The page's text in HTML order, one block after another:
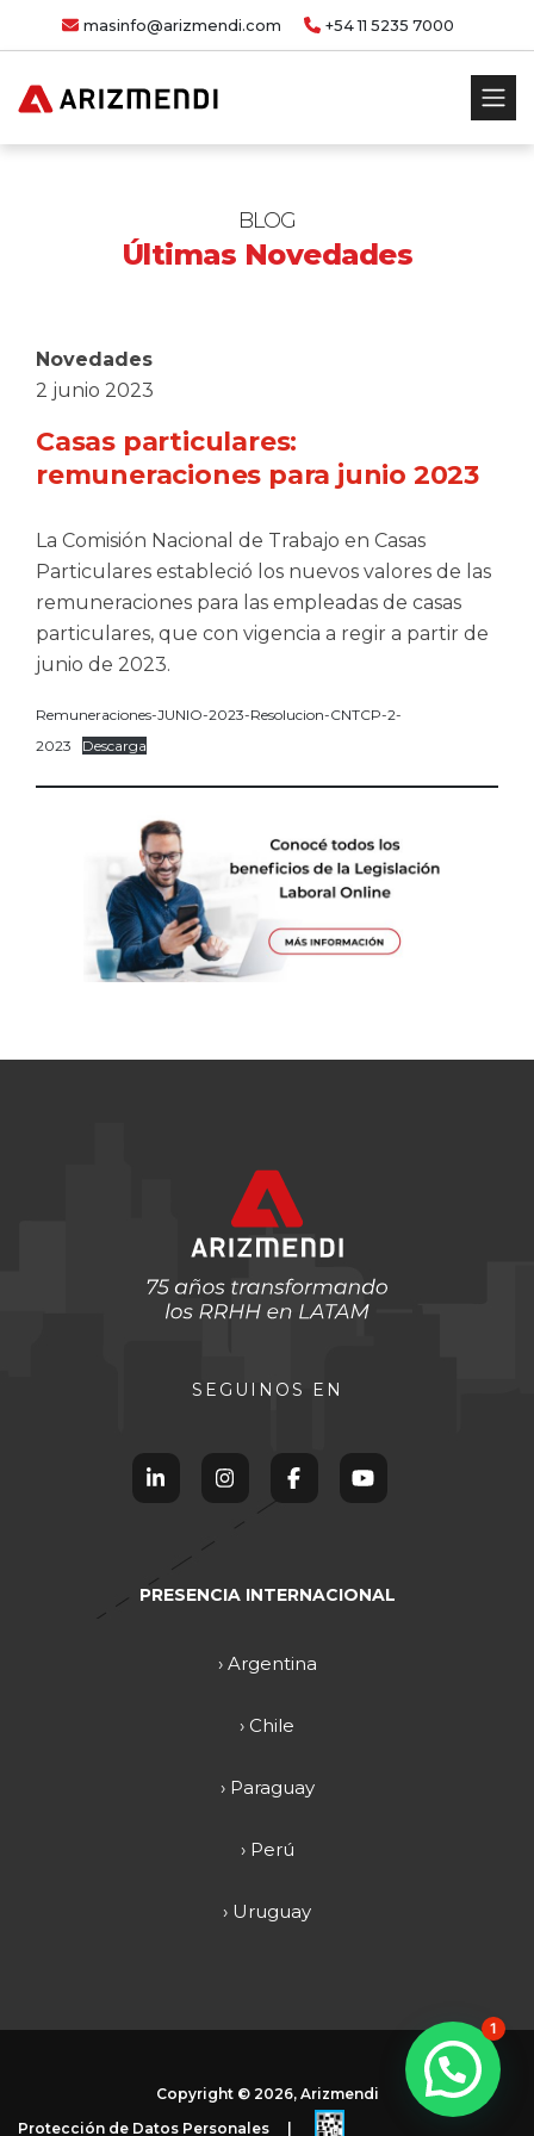
masinfo@arizmendi.com +54 11 5235 7000
BLOG
Últimas Novedades
Novedades
2 junio 2023
Casas particulares:
remuneraciones para junio 2023
La Comisión Nacional de Trabajo en Casas
Particulares estableció los nuevos valores de las
remuneraciones para las empleadas de casas
particulares, que con vigencia a regir a partir de
junio de 2023.
Remuneraciones-JUNIO-2023-Resolucion-CNTCP-2-
2023
Descarga
SEGUINOS EN
PRESENCIA INTERNACIONAL
› Argentina
› Chile
› Paraguay
› Perú
› Uruguay
Copyright © 2026, Arizmendi
Protección de Datos Personales
1